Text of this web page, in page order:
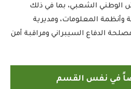
الوطني الشعبي، بما في ذلك
وأنظمة المعلومات، ومديرية
الدفاع السيبراني ومراقبة أمن
في نفس القسم